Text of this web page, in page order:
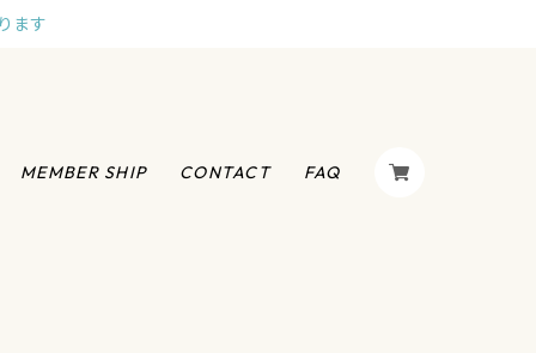
ます
MEMBER SHIP CONTACT FAQ